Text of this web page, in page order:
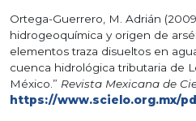
Ortega-Guerrero, M. Adrián
hidrogeoquímica y origen de
elementos traza disueltos en
cuenca hidrológica tributaria de
México.” Revista Mexicana de
https://www.scielo.org.mx/